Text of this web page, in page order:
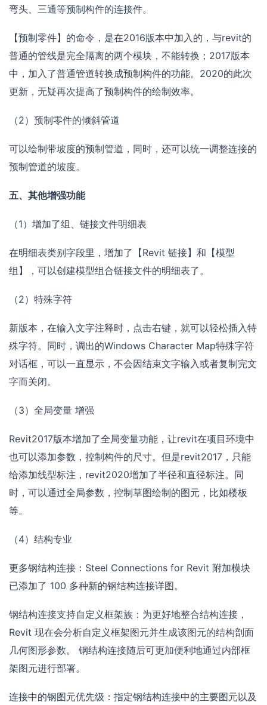
弯头、三通等预制构件的连接件。
【预制零件】的命令，是在2016版本中加入的，与revit的
普通的管线是完全隔离的两个模块，不能转换；2017版本
中，加入了普通管道转换成预制构件的功能。2020的此次
更新，无疑再次提高了预制构件的绘制效率。
（2）预制零件的倾斜管道
可以绘制带坡度的预制管道，同时，还可以统一调整连接的
预制管道的坡度。
五、其他增强功能
（1）增加了组、链接文件明细表
在明细表类别字段里，增加了【Revit 链接】和【模型
组】，可以创建模型组合链接文件的明细表了。
（2）特殊字符
新版本，在输入文字注释时，点击右键，就可以轻松插入特
殊字符。同时，调出的Windows Character Map特殊字符
对话框，可以一直显示，不会因结束文字输入或者复制完文
字而关闭。
（3）全局变量 增强
Revit2017版本增加了全局变量功能，让revit在项目环境中
也可以添加参数，控制构件的尺寸。但是revit2017，只能
给添加线型标注，revit2020增加了半径和直径标注。同
时，可以通过全局参数，控制草图绘制的图元，比如楼板
等。
（4）结构专业
更多钢结构连接：Steel Connections for Revit 附加模块
已添加了 100 多种新的钢结构连接详图。
钢结构连接支持自定义框架族：为更好地整合结构连接，
Revit 现在会分析自定义框架图元并生成该图元的结构剖面
几何图形参数。 钢结构连接随后可更加便利地通过内部框
架图元进行部署。
连接中的钢图元优先级：指定钢结构连接中的主要图元以及